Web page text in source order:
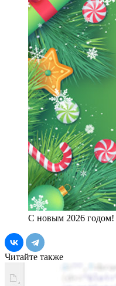
С новым 2026 годом!
Читайте также